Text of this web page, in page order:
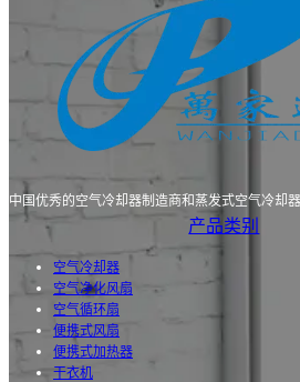
中国优秀的空气冷却器制造商和蒸发式空气冷却
产品类别
空气冷却器
空气净化风扇
空气循环扇
便携式风扇
便携式加热器
干衣机